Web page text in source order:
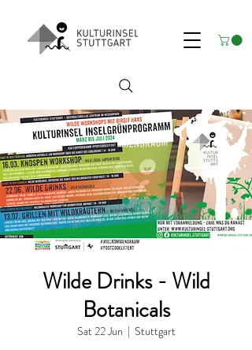
Wilde Drinks - Wild
Botanicals
Sat 22 Jun
  |
Stuttgart